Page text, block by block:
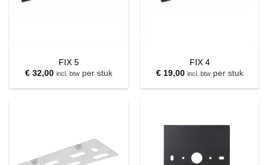
FIX 5
€32,00 incl. btwper stuk
FIX 4
€19,00 incl. btwper stuk